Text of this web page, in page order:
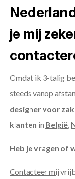
je mij
Omdat ik 3-talig
steeds vanop
designer voor
klanten in België,
Heb je vragen of
Contacteer mij